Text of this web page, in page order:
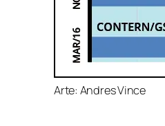
Arte: Andres Vince